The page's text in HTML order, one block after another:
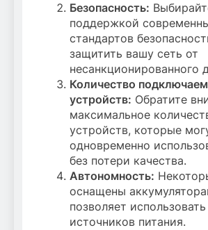
Безопасность:
поддержкой
стандартов
защитить вашу сеть от
несанкционированного
Количество
устройств: Обратите
максимальное
устройств, которые
одновременно
без потери качества.
Автономность:
оснащены
позволяет
источников питания.